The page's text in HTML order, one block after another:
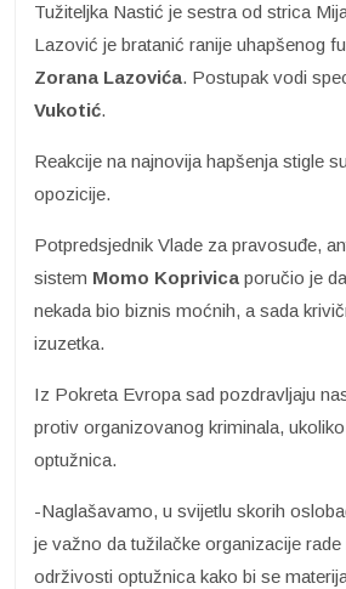
Tužiteljka Nastić je sestra od strica
Lazović je bratanić ranije uhapšenog
Zorana Lazovića. Postupak vodi
Vukotić.
Reakcije na najnovija hapšenja stigle
opozicije.
Potpredsjednik Vlade za pravosuđe,
sistem Momo Koprivica poručio je
nekada bio biznis moćnih, a sada
izuzetka.
Iz Pokreta Evropa sad pozdravljaju
protiv organizovanog kriminala,
optužnica.
-Naglašavamo, u svijetlu skorih
je važno da tužilačke organizacije rade
održivosti optužnica kako bi se